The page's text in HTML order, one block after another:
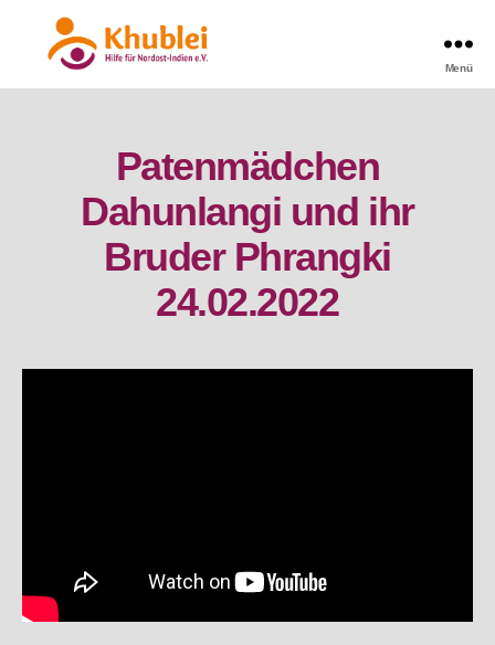
Khublei
Menü
Patenmädchen
Dahunlangi und ihr
Bruder Phrangki
24.02.2022